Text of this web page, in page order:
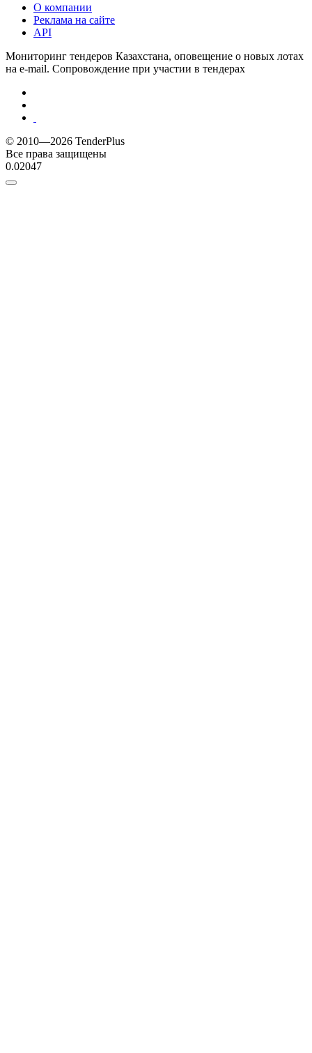
О компании
Реклама на сайте
API
Мониторинг тендеров Казахстана, оповещение о новых лотах
на e-mail. Сопровождение при участии в тендерах
© 2010—2026 TenderPlus
Все права защищены
0.02047